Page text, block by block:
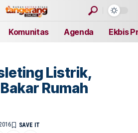
Komunitas Agenda Ekbis
Listrik,
Rumah